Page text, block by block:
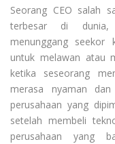
Seorang CEO salah
terbesar di dunia,
menunggang seekor
untuk melawan atau
ketika seseorang
merasa nyaman
perusahaan yang
setelah membeli
perusahaan yang